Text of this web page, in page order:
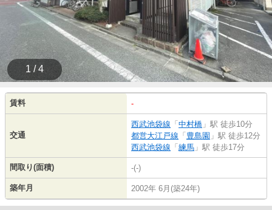
1 / 4
賃料 -
交通
西武池袋線 「 中村橋 」駅 徒歩10分
都営大江戸線 「 豊島園 」駅 徒歩12分
西武池袋線 「 練馬 」駅 徒歩17分
間取り(面積) -(-)
築年月 2002年 6月(築24年)